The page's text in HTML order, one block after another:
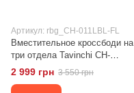
Артикул: rbg_CH-011LBL-FL
Вместительное кроссбоди на
три отдела Tavinchi CH-
011LBL-FL Голубой
2 999 грн 3 550 грн